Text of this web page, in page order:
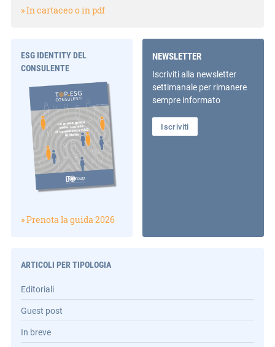
» In cartaceo o in pdf
ESG IDENTITY DEL
CONSULENTE
» Prenota la guida 2026
NEWSLETTER
Iscriviti alla newsletter
settimanale per rimanere
sempre informato
Iscriviti
ARTICOLI PER TIPOLOGIA
Editoriali
Guest post
In breve